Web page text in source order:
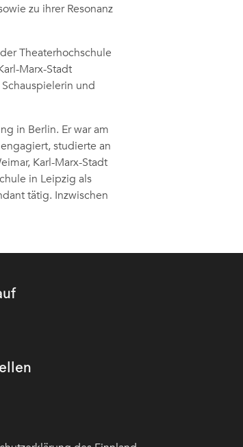
zu ihrer Resonanz
Theaterhochschule
Marx-Stadt
und
in Berlin. Er war am
studierte an
Karl-Marx-Stadt
in Leipzig als
tätig. Inzwischen